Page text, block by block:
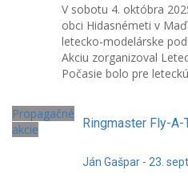
V sobotu 4. októbra
obci Hidasnémeti v
letecko-modelárske
Akciu zorganizoval
Počasie bolo pre
Propagačné
akcie
Ringmaster Fly-A-
Ján Gašpar - 23.